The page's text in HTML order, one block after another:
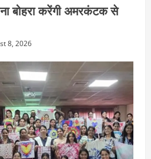
बोहरा करेंगी अमरकंटक से
8, 2026